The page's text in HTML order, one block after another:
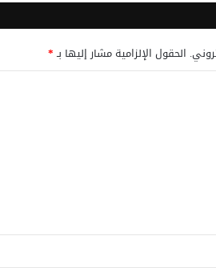
الحقول الإلزامية مشار إليها بـ*